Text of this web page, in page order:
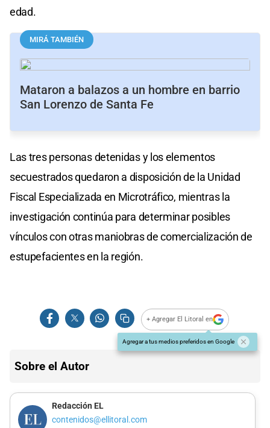
edad.
MIRÁ TAMBIÉN
Mataron a balazos a un hombre en barrio
San Lorenzo de Santa Fe
Las tres personas detenidas y los elementos
secuestrados quedaron a disposición de la Unidad
Fiscal Especializada en Microtráfico, mientras la
investigación continúa para determinar posibles
vínculos con otras maniobras de comercialización de
estupefacientes en la región.
+ Agregar El Litoral en
Agregar a tus medios preferidos en Google
Sobre el Autor
Redacción EL
contenidos@ellitoral.com